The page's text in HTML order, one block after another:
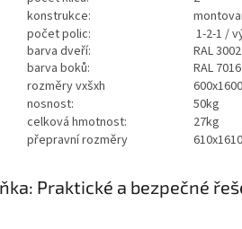
konstrukce:
počet polic:
1-2-1 /
barva dveří:
RAL 3002
barva boků:
RAL 7016
rozměry vxšxh
nosnost:
50kg
celková hmotnost:
27kg
přepravní rozměry
Praktické a bezpečné